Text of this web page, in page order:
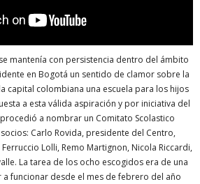
mantenía con persistencia dentro del ámbito
en Bogotá un sentido de clamor sobre la
capital colombiana una escuela para los hijos
a esta válida aspiración y por iniciativa del
a nombrar un Comitato Scolastico
Carlo Rovida, presidente del Centro,
Lolli, Remo Martignon, Nicola Riccardi,
La tarea de los ocho escogidos era de una
funcionar desde el mes de febrero del año